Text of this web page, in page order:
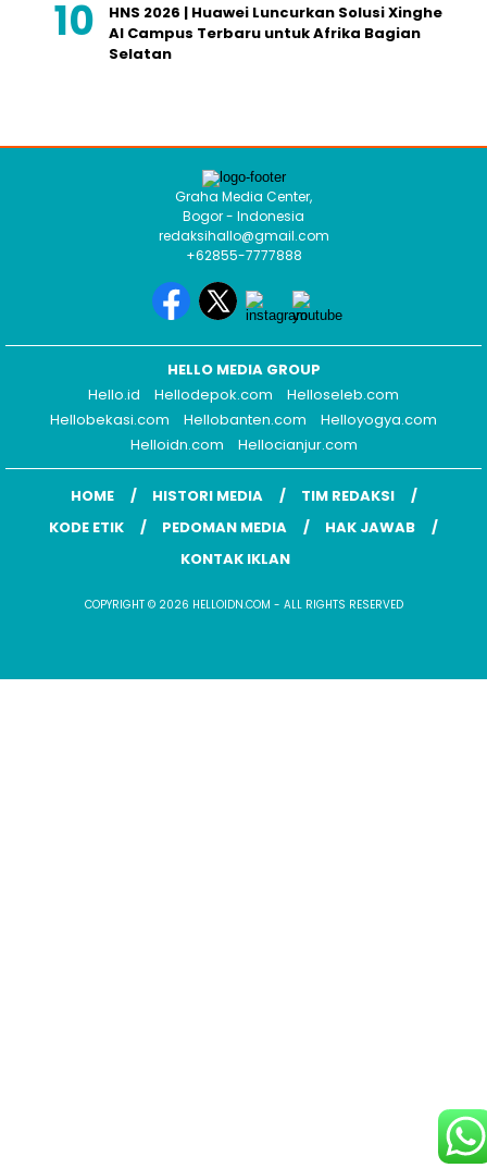
HNS 2026 | Huawei Luncurkan Solusi Xinghe
AI Campus Terbaru untuk Afrika Bagian
Selatan
Graha Media Center,
Bogor - Indonesia
redaksihallo@gmail.com
+62855-7777888
HELLO MEDIA GROUP
Hello.id
Hellodepok.com
Helloseleb.com
Hellobekasi.com
Hellobanten.com
Helloyogya.com
Helloidn.com
Hellocianjur.com
HOME HISTORI MEDIA
TIM REDAKSI
KODE ETIK
PEDOMAN MEDIA
HAK JAWAB
KONTAK IKLAN
COPYRIGHT © 2026 HELLOIDN.COM - ALL RIGHTS RESERVED